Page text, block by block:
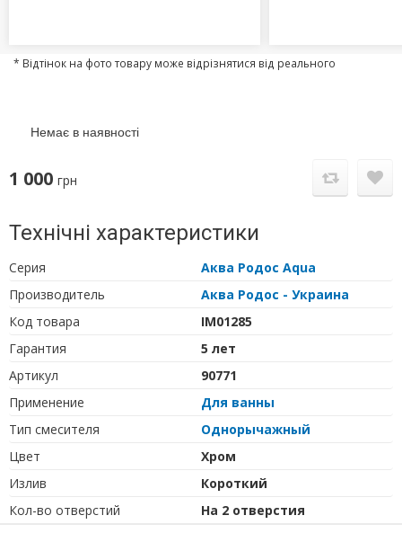
* Відтінок на фото товару може відрізнятися від реального
Немає в наявності
1 000 грн
Технічні характеристики
Серия
Аква Родос Aqua
Производитель
Аква Родос - Украина
Код товара
IM01285
Гарантия
5 лет
Артикул
90771
Применение
Для ванны
Тип cмесителя
Однорычажный
Цвет
Хром
Излив
Короткий
Кол-во отверстий
На 2 отверстия